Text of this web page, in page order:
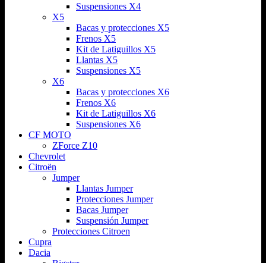
Suspensiones X4
X5
Bacas y protecciones X5
Frenos X5
Kit de Latiguillos X5
Llantas X5
Suspensiones X5
X6
Bacas y protecciones X6
Frenos X6
Kit de Latiguillos X6
Suspensiones X6
CF MOTO
ZForce Z10
Chevrolet
Citroën
Jumper
Llantas Jumper
Protecciones Jumper
Bacas Jumper
Suspensión Jumper
Protecciones Citroen
Cupra
Dacia